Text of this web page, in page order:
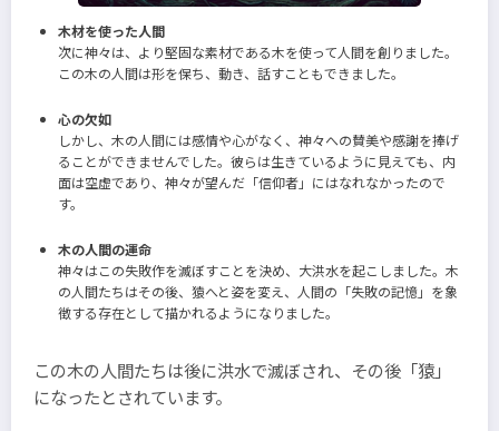
木材を使った人間
次に神々は、より堅固な素材である木を使って人間を創りました。
この木の人間は形を保ち、動き、話すこともできました。
心の欠如
しかし、木の人間には感情や心がなく、神々への賛美や感謝を捧げ
ることができませんでした。彼らは生きているように見えても、内
面は空虚であり、神々が望んだ「信仰者」にはなれなかったので
す。
木の人間の運命
神々はこの失敗作を滅ぼすことを決め、大洪水を起こしました。木
の人間たちはその後、猿へと姿を変え、人間の「失敗の記憶」を象
徴する存在として描かれるようになりました。
この木の人間たちは後に洪水で滅ぼされ、その後「猿」
になったとされています。